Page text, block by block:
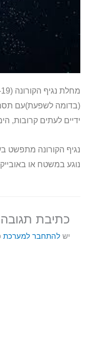
(בדומה לשפעת)עם
ידיים לעתים קרובות,
נגיף הקורונה מתפשט
נוגע במשטח או
כתיבת תגובה
יש להתחבר למערכת